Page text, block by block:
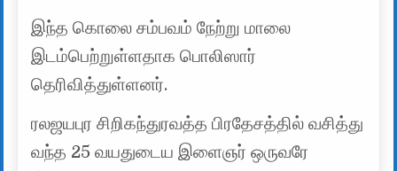
இந்த கொலை சம்பவம் நேற்று மாலை
இடம்பெற்றுள்ளதாக பொலிஸார்
தெரிவித்துள்ளனர்.
ரலஜயபுர சிறிகந்துரவத்த பிரதேசத்தில் வசித்து
வந்த 25 வயதுடைய இளைஞர் ஒருவரே